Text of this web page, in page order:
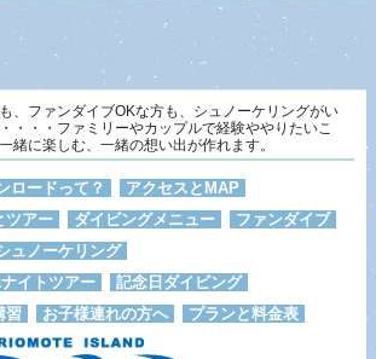
、ファンダイブOKな方も、シュノーケリングがい
・・・ファミリーやカップルで経験ややりたいこ
緒に楽しむ、一緒の想い出が作れます。
ロードって？
アクセスとMAP
ツアー
ダイビングメニュー
ファンダイブ
ュノーケリング
イトツアー
記念日ダイビング
習
お子様連れの方へ プランと料金表